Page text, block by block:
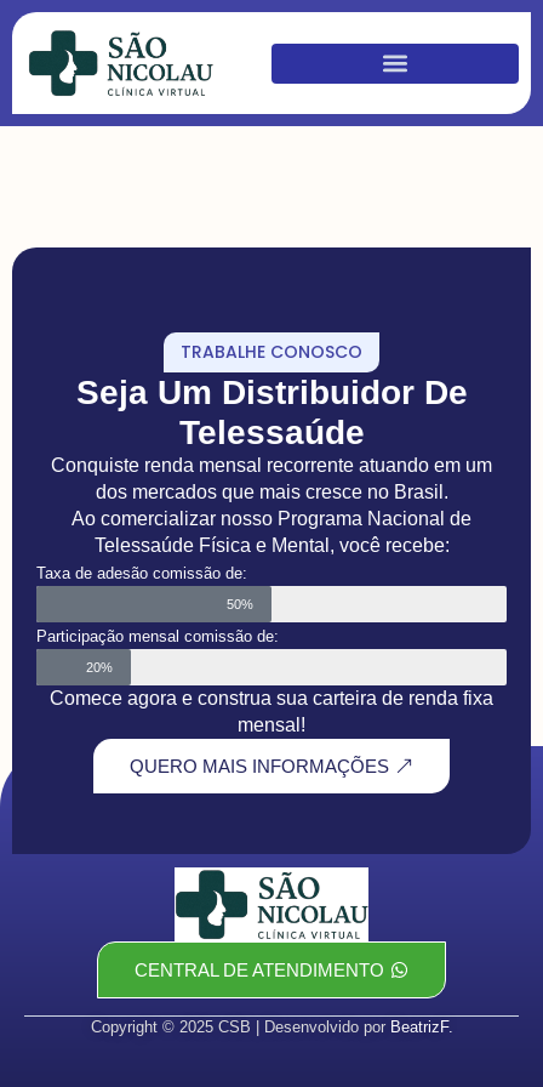
TRABALHE CONOSCO
Seja Um Distribuidor De
Telessaúde
Conquiste renda mensal recorrente atuando em um
dos mercados que mais cresce no Brasil.
Ao comercializar nosso Programa Nacional de
Telessaúde Física e Mental, você recebe:
Taxa de adesão comissão de:
50%
Participação mensal comissão de:
20%
Comece agora e construa sua carteira de renda fixa
mensal!
QUERO MAIS INFORMAÇÕES
CENTRAL DE ATENDIMENTO
Copyright © 2025 CSB | Desenvolvido por BeatrizF.